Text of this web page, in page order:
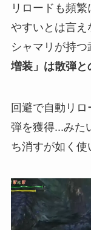
リロードも頻
やすいとは言え
シャマリが持
増装」は散弾と
回避で自動リ
弾を獲得...みた
ち消すが如く使